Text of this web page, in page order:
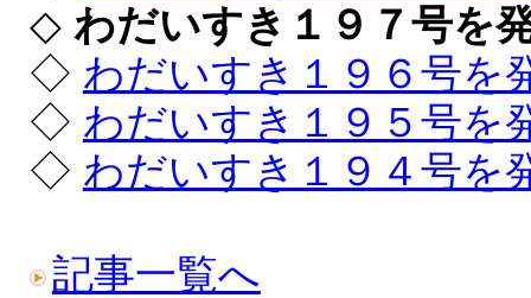
◇ わだいすき１９７号を
◇ わだいすき１９６号を
◇ わだいすき１９５号を
◇ わだいすき１９４号を
記事一覧へ